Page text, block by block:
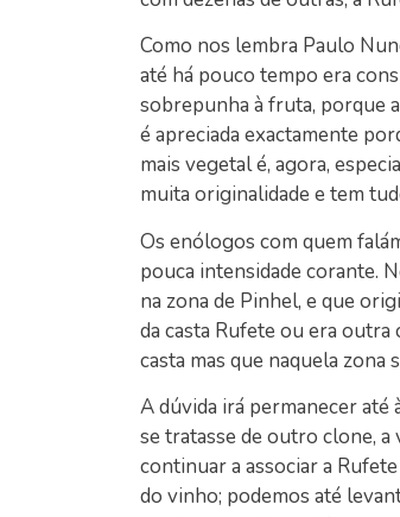
Como nos lembra Paulo
até há pouco tempo era
sobrepunha à fruta, porque
é apreciada exactamente
mais vegetal é, agora,
muita originalidade e tem
Os enólogos com quem
pouca intensidade corante.
na zona de Pinhel, e que
da casta Rufete ou era outra
casta mas que naquela
A dúvida irá permanecer até
se tratasse de outro clone,
continuar a associar a
do vinho; podemos até